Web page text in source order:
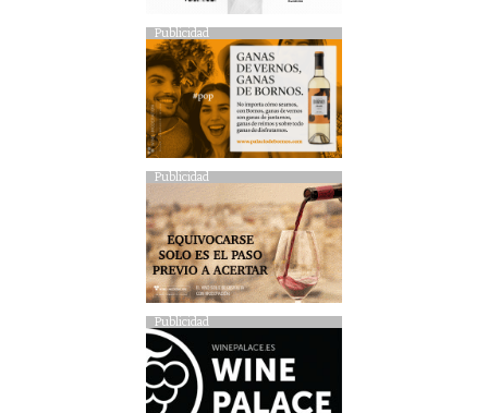
Publicidad
Publicidad
Publicidad